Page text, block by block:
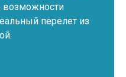
возможности
перелет из